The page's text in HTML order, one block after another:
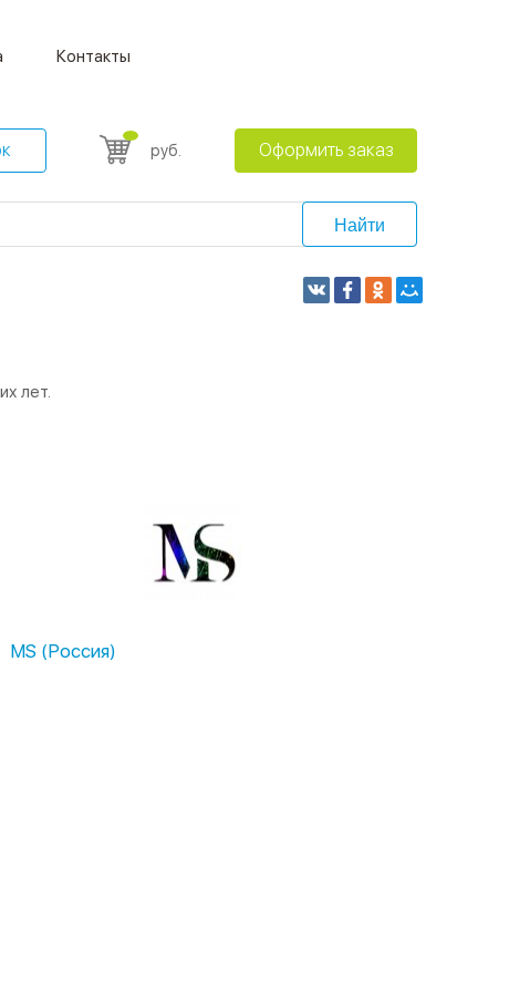
Контакты
руб. Оформить заказ
Найти
лет.
MS (Россия)